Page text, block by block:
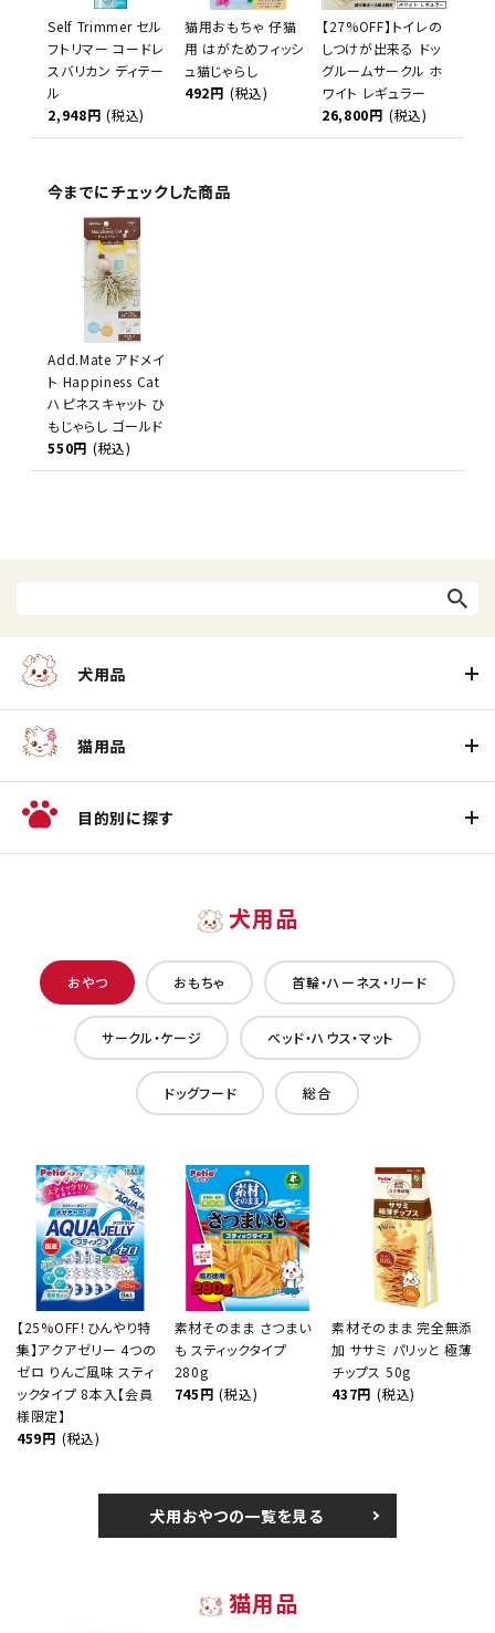
Self Trimmer セル
フトリマー コードレ
スバリカン ディテー
ル
2,948円 (税込)
猫用おもちゃ 仔猫
用 はがためフィッシ
ュ猫じゃらし
492円 (税込)
【27%OFF】トイレの
しつけが出来る ドッ
グルームサークル ホ
ワイト レギュラー
26,800円 (税込)
今までにチェックした商品
Add.Mate アドメイ
ト Happiness Cat
ハピネスキャット ひ
もじゃらし ゴールド
550円 (税込)
犬用品
猫用品
目的別に探す
犬用品
おやつ おもちゃ 首輪・ハーネス・リード
サークル・ケージ ベッド・ハウス・マット
ドッグフード 総合
【25%OFF！ひんやり特
集】アクアゼリー 4つの
ゼロ りんご風味 スティ
ックタイプ 8本入【会員
様限定】
459円 (税込)
素材そのまま さつまい
も スティックタイプ
280g
745円 (税込)
素材そのまま 完全無添
加 ササミ パリッと 極薄
チップス 50g
437円 (税込)
犬用おやつの一覧を見る
猫用品